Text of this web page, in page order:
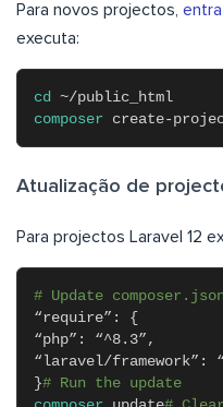
Para novos projectos,
executa:
cd ~/public_html
composer create-
Atualização de
Para projectos Laravel 12
# Update composer.json
“require”: {
“php”: “^8.3”,
“laravel/framework”:
}# Run the update